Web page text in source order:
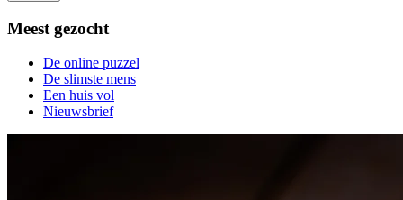
Meest gezocht
De online puzzel
De slimste mens
Een huis vol
Nieuwsbrief